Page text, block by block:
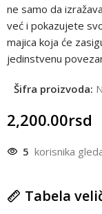
ne samo da
već i pokazujete
majica koja će
jedinstvenu
Šifra proizvoda:
2,200.00rsd
5 korisnika
Tabela